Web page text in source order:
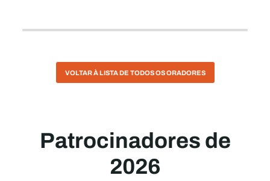
VOLTAR À LISTA DE TODOS OS ORADORES
Patrocinadores de
2026